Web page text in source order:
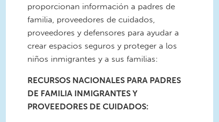
proporcionan información a padres de
familia, proveedores de cuidados,
proveedores y defensores para ayudar a
crear espacios seguros y proteger a los
niños inmigrantes y a sus familias:
RECURSOS NACIONALES PARA PADRES
DE FAMILIA INMIGRANTES Y
PROVEEDORES DE CUIDADOS: